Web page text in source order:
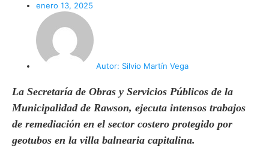
enero 13, 2025
Autor: Silvio Martín Vega
La Secretaría de Obras y Servicios Públicos de la
Municipalidad de Rawson, ejecuta intensos trabajos
de remediación en el sector costero protegido por
geotubos en la villa balnearia capitalina.